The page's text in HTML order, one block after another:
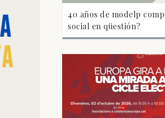
40 años de modelp
social en qüestión?